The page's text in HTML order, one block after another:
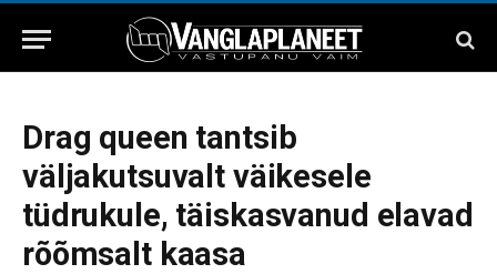
Drag queen tantsib
väljakutsuvalt väikesele
tüdrukule, täiskasvanud elavad
rõõmsalt kaasa